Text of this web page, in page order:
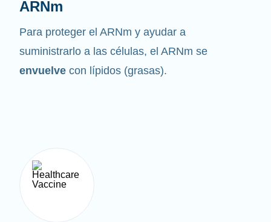
ARNm
Para proteger el ARNm y ayudar a
suministrarlo a las células, el ARNm se
envuelve con lípidos (grasas).